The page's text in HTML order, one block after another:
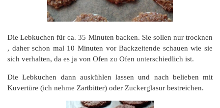
Die Lebkuchen für ca. 35 Minuten backen. Sie sollen nur trocknen
, daher schon mal 10 Minuten vor Backzeitende schauen wie sie
sich verhalten, da es ja von Ofen zu Ofen unterschiedlich ist.
Die Lebkuchen dann auskühlen lassen und nach belieben mit
Kuvertüre (ich nehme Zartbitter) oder Zuckerglasur bestreichen.